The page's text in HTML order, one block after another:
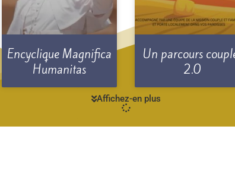
Encyclique Magnifica
Humanitas
Un parcours
2.0
Affichez-en plus